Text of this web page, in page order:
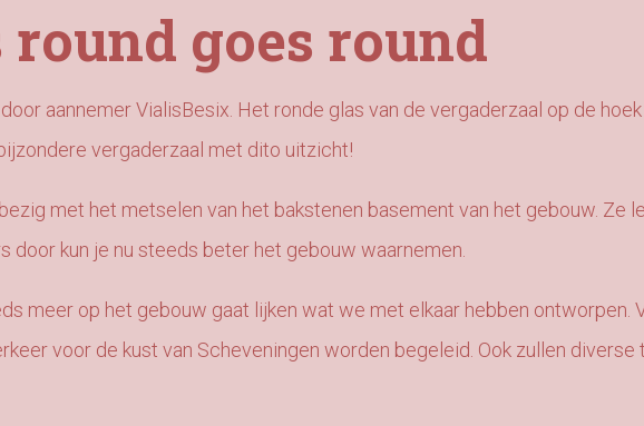
goes round
aannemer VialisBesix. Het ronde glas van de vergaderzaal op de
vergaderzaal met dito uitzicht!
met het metselen van het bakstenen basement van het gebouw. Ze
door kun je nu steeds beter het gebouw waarnemen.
meer op het gebouw gaat lijken wat we met elkaar hebben ontworpen.
voor de kust van Scheveningen worden begeleid. Ook zullen diverse